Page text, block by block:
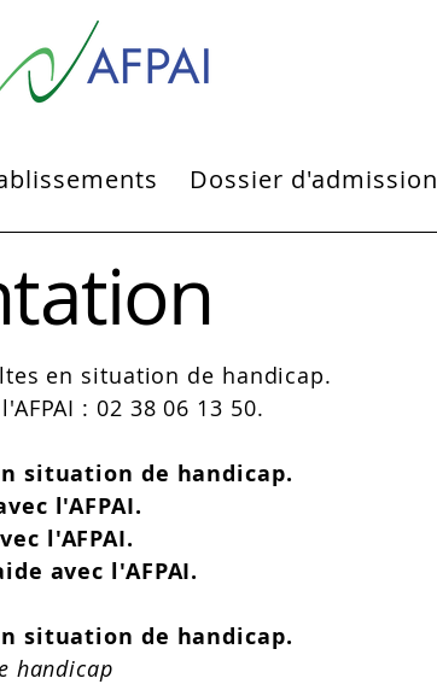
Dossier d'admission
en situation de handicap.
: 02 38 06 13 50.​
situation de handicap.
l'AFPAI.
l'AFPAI.
avec l'AFPAI.
situation de handicap.
handicap